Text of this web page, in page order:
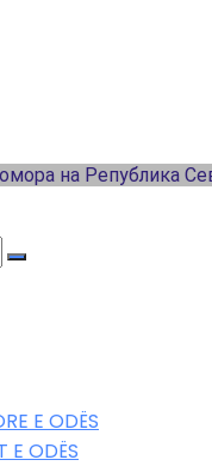
на Република
E ODËS
E ODËS